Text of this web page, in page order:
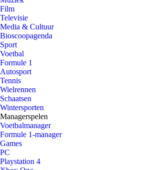
Film
Televisie
Media & Cultuur
Bioscoopagenda
Sport
Voetbal
Formule 1
Autosport
Tennis
Wielrennen
Schaatsen
Wintersporten
Managerspelen
Voetbalmanager
Formule 1-manager
Games
PC
Playstation 4